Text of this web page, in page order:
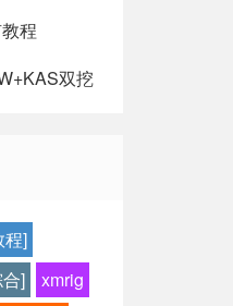
程
双挖
程]
]
xmrig